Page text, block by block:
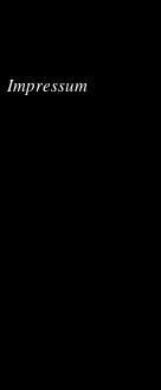
Impressum